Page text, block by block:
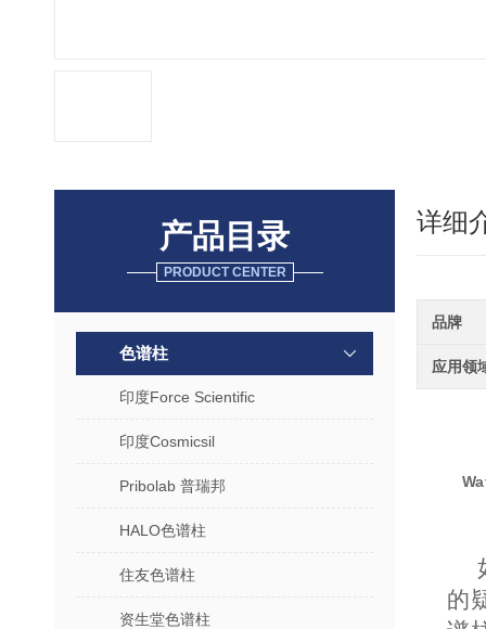
产品目录
PRODUCT CENTER
色谱柱
印度Force Scientific
印度Cosmicsil
Pribolab 普瑞邦
HALO色谱柱
住友色谱柱
资生堂色谱柱
详细
品牌
应用领
的